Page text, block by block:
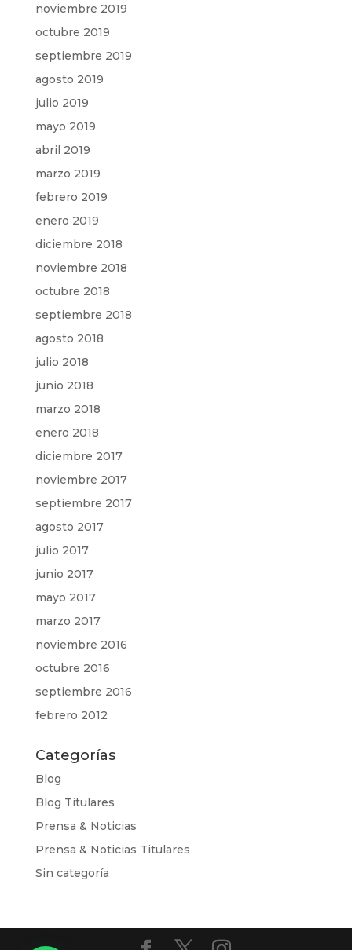
noviembre 2019
octubre 2019
septiembre 2019
agosto 2019
julio 2019
mayo 2019
abril 2019
marzo 2019
febrero 2019
enero 2019
diciembre 2018
noviembre 2018
octubre 2018
septiembre 2018
agosto 2018
julio 2018
junio 2018
marzo 2018
enero 2018
diciembre 2017
noviembre 2017
septiembre 2017
agosto 2017
julio 2017
junio 2017
mayo 2017
marzo 2017
noviembre 2016
octubre 2016
septiembre 2016
febrero 2012
Categorías
Blog
Blog Titulares
Prensa & Noticias
Prensa & Noticias Titulares
Sin categoría